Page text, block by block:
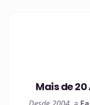
Mais de